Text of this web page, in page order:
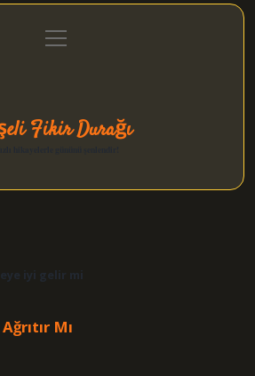
Gizlilik Politikası
menüyü
aç
Fikir Durağı
iyi gelir mi
Mı